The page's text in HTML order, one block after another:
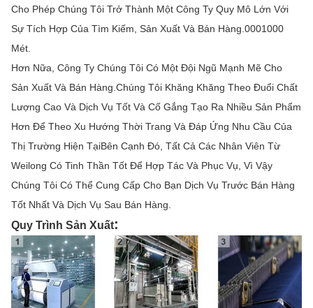
Cho Phép Chúng Tôi Trở Thành Một Công Ty Quy Mô Lớn Với
Sự Tích Hợp Của Tìm Kiếm, Sản Xuất Và Bán Hàng.0001000
Mét.
Hơn Nữa, Công Ty Chúng Tôi Có Một Đội Ngũ Mạnh Mẽ Cho
Sản Xuất Và Bán Hàng.Chúng Tôi Khăng Khăng Theo Đuổi Chất
Lượng Cao Và Dịch Vụ Tốt Và Cố Gắng Tạo Ra Nhiều Sản Phẩm
Hơn Để Theo Xu Hướng Thời Trang Và Đáp Ứng Nhu Cầu Của
Thị Trường Hiện TạiBên Cạnh Đó, Tất Cả Các Nhân Viên Từ
Weilong Có Tinh Thần Tốt Để Hợp Tác Và Phục Vụ, Vì Vậy
Chúng Tôi Có Thể Cung Cấp Cho Bạn Dịch Vụ Trước Bán Hàng
Tốt Nhất Và Dịch Vụ Sau Bán Hàng.
Quy Trình Sản Xuất: